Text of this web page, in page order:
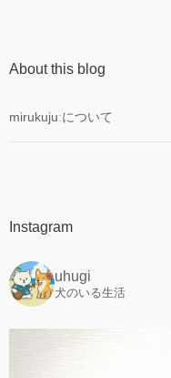
About this blog
mirukujuːについて
Instagram
uhugi
犬のいる生活